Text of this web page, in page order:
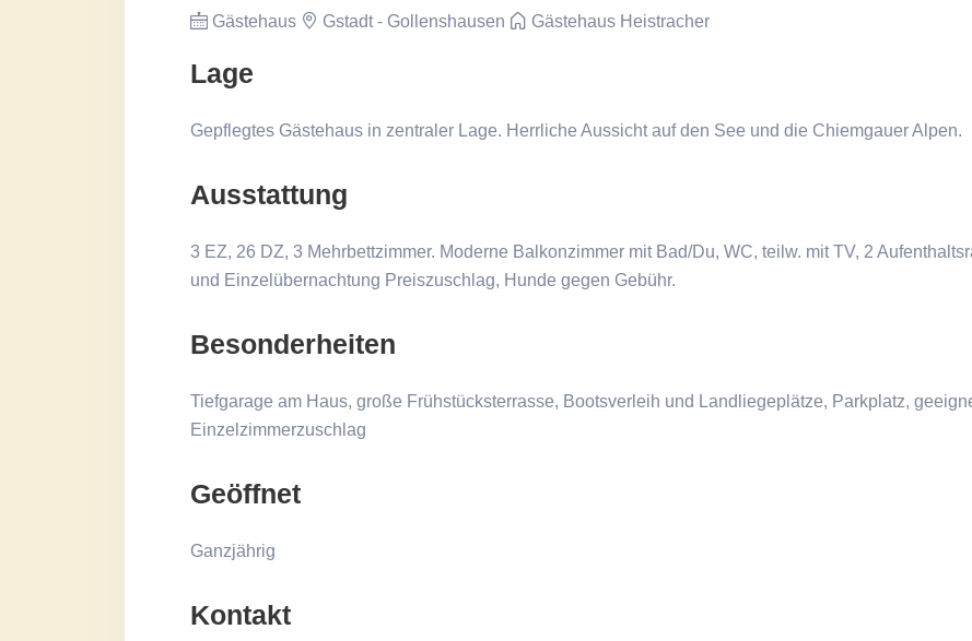
Gästehaus Gstadt - Gollenshausen Gästehaus Heistracher
Lage
Gepflegtes Gästehaus in zentraler Lage. Herrliche Aussicht auf den See und die Chiemgauer Alpen.
Ausstattung
3 EZ, 26 DZ, 3 Mehrbettzimmer. Moderne Balkonzimmer mit Bad/Du, WC, teilw. mit TV, 2
und Einzelübernachtung Preiszuschlag, Hunde gegen Gebühr.
Besonderheiten
Tiefgarage am Haus, große Frühstücksterrasse, Bootsverleih und Landliegeplätze, Parkplatz,
Einzelzimmerzuschlag
Geöffnet
Ganzjährig
Kontakt